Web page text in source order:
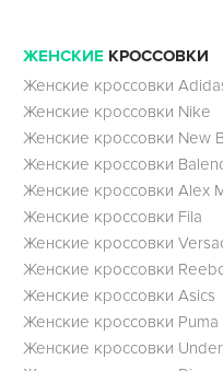
ЖЕНСКИЕ КРОССОВКИ
Женские кроссовки
Женские кроссовки Nike
Женские кроссовки New
Женские кроссовки
Женские кроссовки Alex
Женские кроссовки Fila
Женские кроссовки
Женские кроссовки
Женские кроссовки Asics
Женские кроссовки Puma
Женские кроссовки